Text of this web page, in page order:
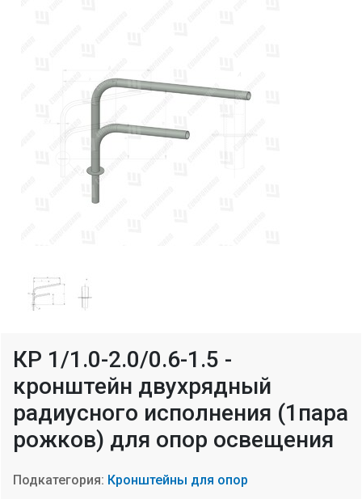
КР 1/1.0-2.0/0.6-1.5 -
кронштейн двухрядный
радиусного исполнения (1пара
рожков) для опор освещения
Подкатегория: Кронштейны для опор